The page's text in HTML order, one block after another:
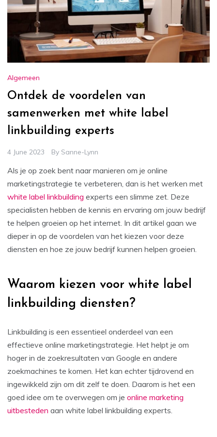
Algemeen
Ontdek de voordelen van
samenwerken met white label
linkbuilding experts
4 June 2023 By Sanne-Lynn
Als je op zoek bent naar manieren om je online
marketingstrategie te verbeteren, dan is het werken met
white label linkbuilding experts een slimme zet. Deze
specialisten hebben de kennis en ervaring om jouw bedrijf
te helpen groeien op het internet. In dit artikel gaan we
dieper in op de voordelen van het kiezen voor deze
diensten en hoe ze jouw bedrijf kunnen helpen groeien.
Waarom kiezen voor white label
linkbuilding diensten?
Linkbuilding is een essentieel onderdeel van een
effectieve online marketingstrategie. Het helpt je om
hoger in de zoekresultaten van Google en andere
zoekmachines te komen. Het kan echter tijdrovend en
ingewikkeld zijn om dit zelf te doen. Daarom is het een
goed idee om te overwegen om je online marketing
uitbesteden aan white label linkbuilding experts.